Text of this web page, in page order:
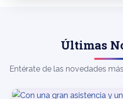
Últimas
Entérate de las novedades